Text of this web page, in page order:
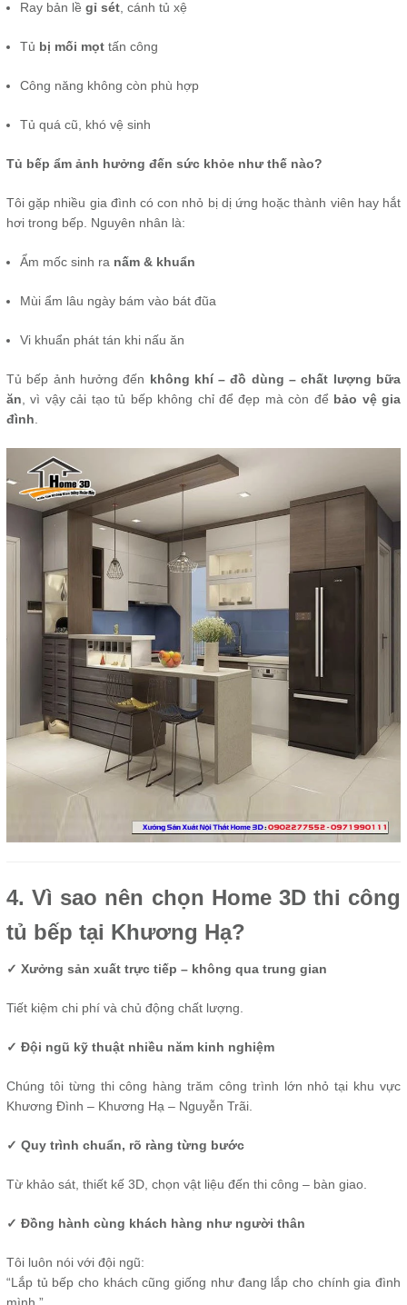
Ray bản lề gỉ sét , cánh tủ xệ
Tủ bị mối mọt tấn công
Công năng không còn phù hợp
Tủ quá cũ, khó vệ sinh
Tủ bếp ẩm ảnh hưởng đến sức khỏe như thế nào?
Tôi gặp nhiều gia đình có con nhỏ bị dị ứng hoặc thành viên hay hắt
hơi trong bếp. Nguyên nhân là:
Ẩm mốc sinh ra nấm & khuẩn
Mùi ẩm lâu ngày bám vào bát đũa
Vi khuẩn phát tán khi nấu ăn
Tủ bếp ảnh hưởng đến không khí – đồ dùng – chất lượng bữa
ăn , vì vậy cải tạo tủ bếp không chỉ để đẹp mà còn để bảo vệ gia
đình
4. Vì sao nên chọn Home 3D thi công
tủ bếp tại Khương Hạ?
✓ Xưởng sản xuất trực tiếp – không qua trung gian
Tiết kiệm chi phí và chủ động chất lượng.
✓ Đội ngũ kỹ thuật nhiều năm kinh nghiệm
Chúng tôi từng thi công hàng trăm công trình lớn nhỏ tại khu vực
Khương Đình – Khương Hạ – Nguyễn Trãi.
✓ Quy trình chuẩn, rõ ràng từng bước
Từ khảo sát, thiết kế 3D, chọn vật liệu đến thi công – bàn giao.
✓ Đồng hành cùng khách hàng như người thân
Tôi luôn nói với đội ngũ:
“Lắp tủ bếp cho khách cũng giống như đang lắp cho chính gia đình